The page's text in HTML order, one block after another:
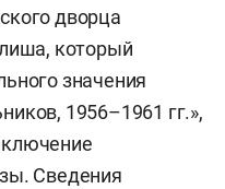
дворца
который
значения
1956–1961 гг.»,
Сведения